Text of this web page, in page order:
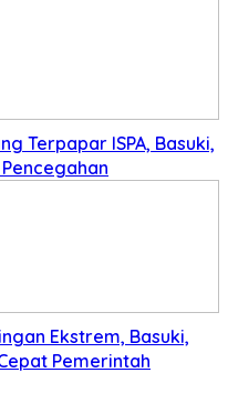
Terpapar ISPA, Basuki,
Pencegahan
Ekstrem, Basuki,
Pemerintah